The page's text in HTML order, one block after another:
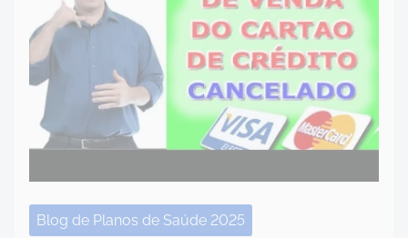
Blog de Planos de Saúde 2025